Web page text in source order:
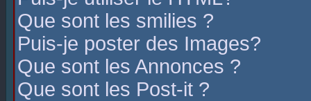
Que sont les smilies ?
Puis-je poster des Images?
Que sont les Annonces ?
Que sont les Post-it ?